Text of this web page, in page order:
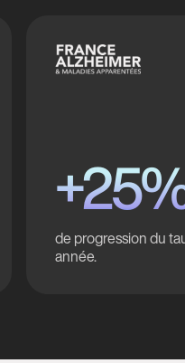
de progression du
année.